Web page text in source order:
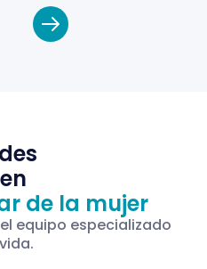
de la mujer
equipo especializado